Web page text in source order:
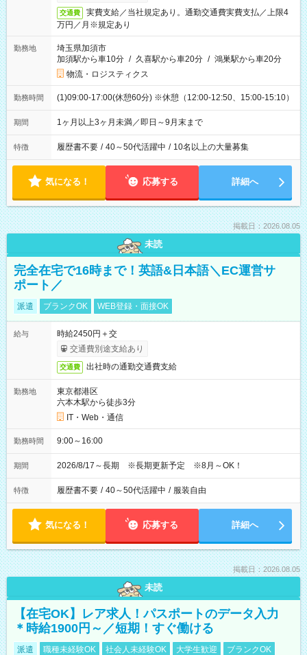
交通費
実費支給／当社規定あり。通勤交通費実費支払／上限4
万円／月※規定あり
勤務地
埼玉県加須市
加須駅から車10分 / 久喜駅から車20分 / 鴻巣駅から車20分
物流・ロジスティクス
勤務時間 (1)09:00-17:00(休憩60分) ※休憩（12:00-12:50、15:00-15:10）
期間 1ヶ月以上3ヶ月未満／即日～9月末まで
特徴 履歴書不要 / 40～50代活躍中 / 10名以上の大量募集
気になる！ 応募する 詳細へ
掲載日：2026.08.05
未読
完全在宅で16時まで！英語&日本語＼EC運営サ
ポート／
派遣 ブランクOK WEB登録・面接OK
給与
時給2450円＋交
交通費別途支給あり
交通費 出社時の通勤交通費支給
勤務地
東京都港区
六本木駅から徒歩3分
IT・Web・通信
勤務時間 9:00～16:00
期間 2026/8/17～長期 ※長期更新予定 ※8月～OK！
特徴 履歴書不要 / 40～50代活躍中 / 服装自由
気になる！ 応募する 詳細へ
掲載日：2026.08.05
未読
【在宅OK】レア求人！パスポートのデータ入力
＊時給1900円～／短期！すぐ働ける
派遣 職種未経験OK 社会人未経験OK 大学生歓迎 ブランクOK